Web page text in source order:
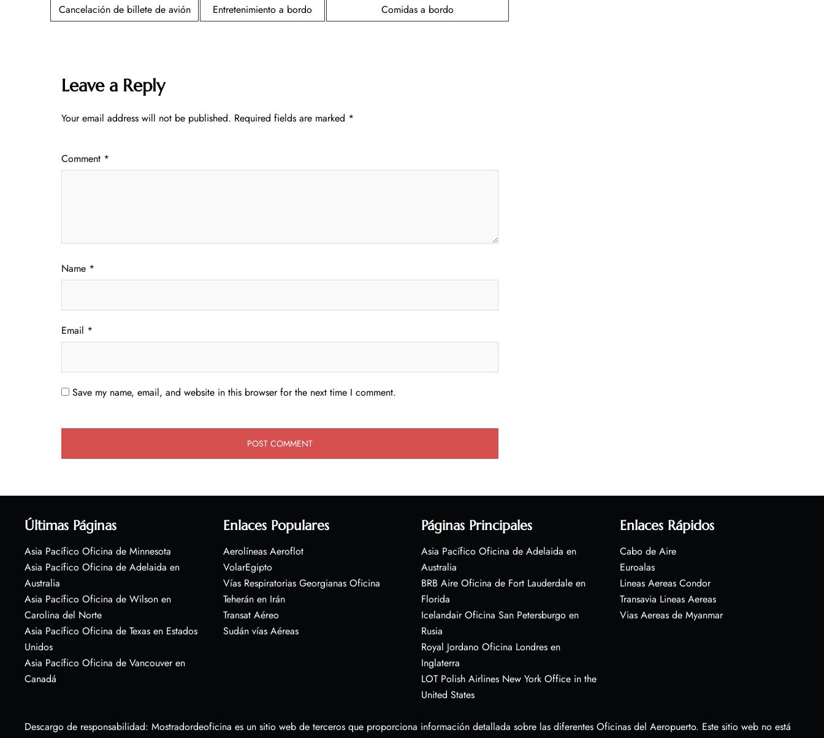
Cancelación de billete de avión
Entretenimiento a bordo Comidas a bordo
Leave a Reply
Your email address will not be published. Required fields are marked *
Comment *
Name *
Email *
Save my name, email, and website in this browser for the next time I comment.
Últimas Páginas
Asia Pacífico Oficina de Minnesota
Asia Pacífico Oficina de Adelaida en
Australia
Asia Pacífico Oficina de Wilson en
Carolina del Norte
Asia Pacífico Oficina de Texas en Estados
Unidos
Asia Pacífico Oficina de Vancouver en
Canadá
Enlaces Populares
Aerolíneas Aeroflot
VolarEgipto
Vías Respiratorias Georgianas Oficina
Teherán en Irán
Transat Aéreo
Sudán vías Aéreas
Páginas Principales
Asia Pacífico Oficina de Adelaida en
Australia
BRB Aire Oficina de Fort Lauderdale en
Florida
Icelandair Oficina San Petersburgo en
Rusia
Royal Jordano Oficina Londres en
Inglaterra
LOT Polish Airlines New York Office in the
United States
Enlaces Rápidos
Cabo de Aire
Euroalas
Lineas Aereas Condor
Transavia Lineas Aereas
Vias Aereas de Myanmar
Descargo de responsabilidad: Mostradordeoficina es un sitio web de terceros que proporciona información detallada sobre las diferentes Oficinas del Aeropuerto. Este sitio web no está